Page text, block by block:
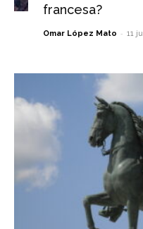
francesa?
Omar López Mato - 11